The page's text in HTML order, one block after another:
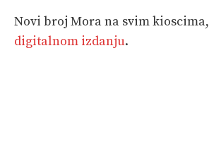
Novi broj Mora na svim kioscima,
digitalnom izdanju.